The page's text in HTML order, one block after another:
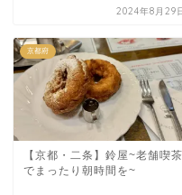
2024年8月29
京都府
【京都・二条】鈴屋~老舗喫茶
でまったり朝時間を~